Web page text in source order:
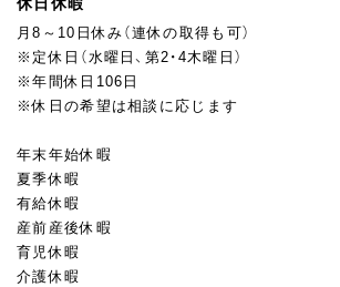
月8～10日休み（連休の取得も可）
※定休日（水曜日、第2・4木曜日）
※年間休日106日
※休日の希望は相談に応じます
年末年始休暇
夏季休暇
有給休暇
産前産後休暇
育児休暇
介護休暇